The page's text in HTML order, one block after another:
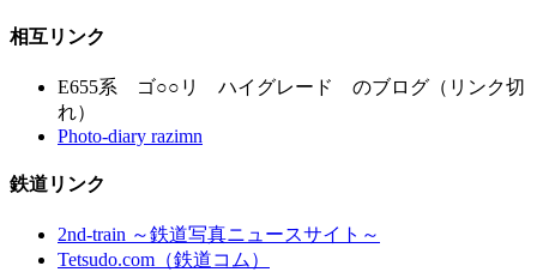
相互リンク
E655系 ゴ○○リ ハイグレード のブログ（リンク切
れ）
Photo-diary razimn
鉄道リンク
2nd-train ～鉄道写真ニュースサイト～
Tetsudo.com（鉄道コム）